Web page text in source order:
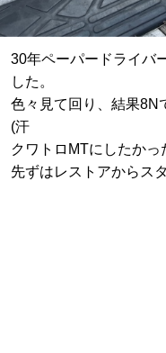
30年ペーパードライバ
した。
色々見て回り、結果8N
(汗
クワトロMTにしたかっ
先ずはレストアからス